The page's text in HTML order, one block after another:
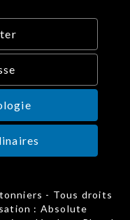
- Tous droits
: Absolute